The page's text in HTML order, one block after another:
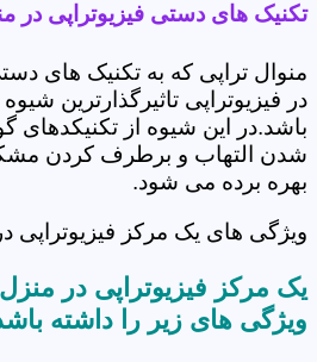
تکنیک های دستی فیزیوتراپی در
منوال تراپی که به تکنیک های
در فیزیوتراپی تاثیرگذارترین
باشد.در این شیوه از تکنیکدهای
شدن التهاب و برطرف کردن
بهره برده می شود.
ویژگی های یک مرکز
یک مرکز فیزیوتراپی در
ویژگی های زیر را داشته